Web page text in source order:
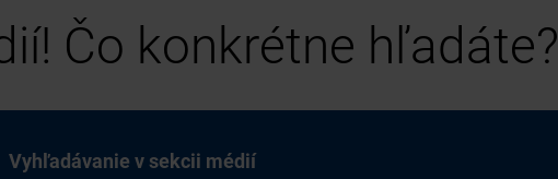
Čo konkrétne hľadáte?
Vyhľadávanie v sekcii médií